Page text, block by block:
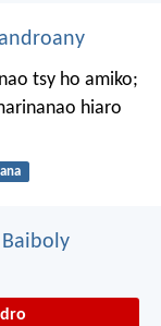
tsy ho amiko;
hiaro